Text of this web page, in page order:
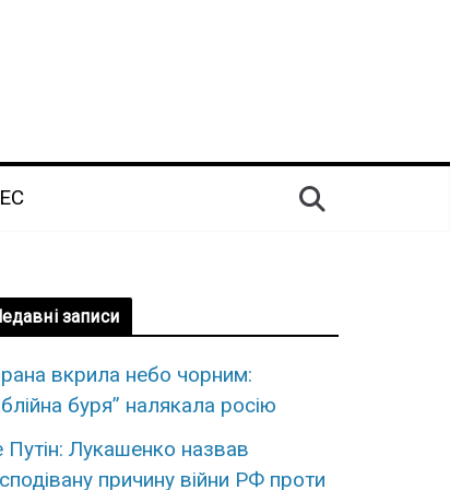
записи
вкрила небо чорним:
буря” налякала росію
Путін: Лукашенко назвав
причину війни РФ проти